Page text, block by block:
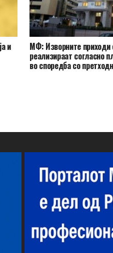
и МФ: Изворните приходи
реализираат согласно
во споредба со